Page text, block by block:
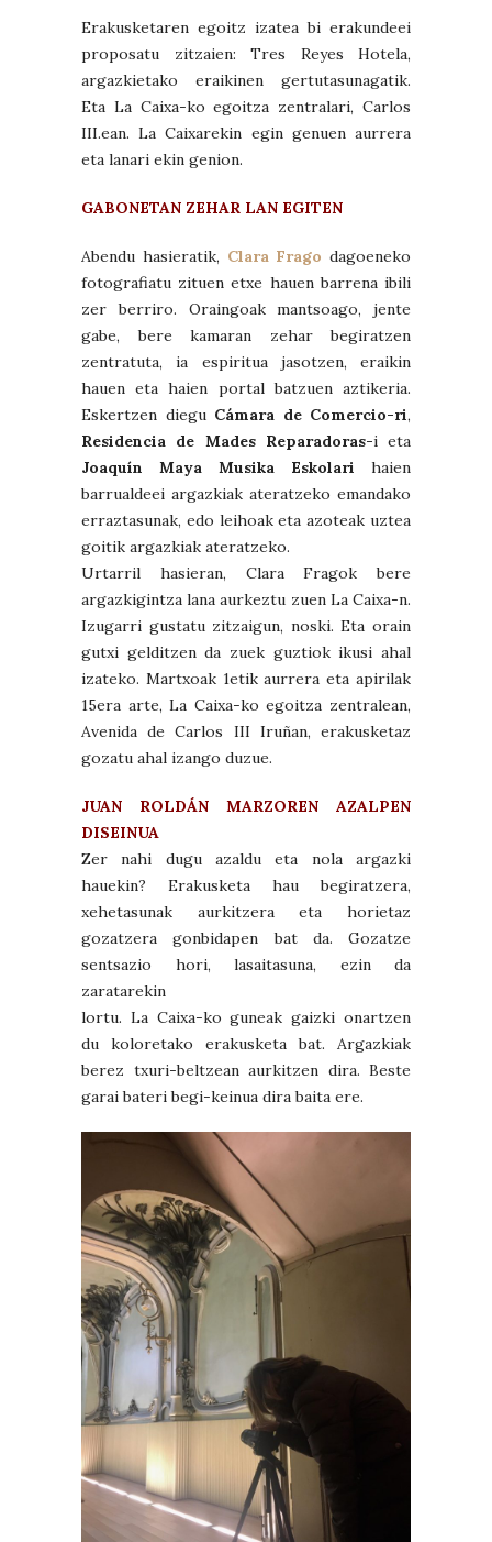
Erakusketaren egoitz izatea bi erakundeei
proposatu zitzaien: Tres Reyes Hotela,
argazkietako eraikinen gertutasunagatik.
Eta La Caixa-ko egoitza zentralari, Carlos
III.ean. La Caixarekin egin genuen aurrera
eta lanari ekin genion.
GABONETAN ZEHAR LAN EGITEN
Abendu hasieratik, Clara Frago dagoeneko
fotografiatu zituen etxe hauen barrena ibili
zer berriro. Oraingoak mantsoago, jente
gabe, bere kamaran zehar begiratzen
zentratuta, ia espiritua jasotzen, eraikin
hauen eta haien portal batzuen aztikeria.
Eskertzen diegu Cámara de Comercio-ri,
Residencia de Mades Reparadoras-i eta
Joaquín Maya Musika Eskolari haien
barrualdeei argazkiak ateratzeko emandako
erraztasunak, edo leihoak eta azoteak uztea
goitik argazkiak ateratzeko.
Urtarril hasieran, Clara Fragok bere
argazkigintza lana aurkeztu zuen La Caixa-n.
Izugarri gustatu zitzaigun, noski. Eta orain
gutxi gelditzen da zuek guztiok ikusi ahal
izateko. Martxoak 1etik aurrera eta apirilak
15era arte, La Caixa-ko egoitza zentralean,
Avenida de Carlos III Iruñan, erakusketaz
gozatu ahal izango duzue.
JUAN ROLDÁN MARZOREN AZALPEN
DISEINUA
Zer nahi dugu azaldu eta nola argazki
hauekin? Erakusketa hau begiratzera,
xehetasunak aurkitzera eta horietaz
gozatzera gonbidapen bat da. Gozatze
sentsazio hori, lasaitasuna, ezin da
zaratarekin
lortu. La Caixa-ko guneak gaizki onartzen
du koloretako erakusketa bat. Argazkiak
berez txuri-beltzean aurkitzen dira. Beste
garai bateri begi-keinua dira baita ere.